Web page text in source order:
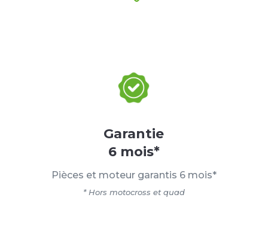
Garantie
6 mois*
Pièces et moteur garantis 6 mois*
* Hors motocross et quad